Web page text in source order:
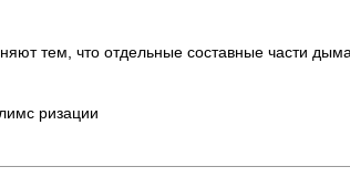
тем, что отдельные составные части
ризации